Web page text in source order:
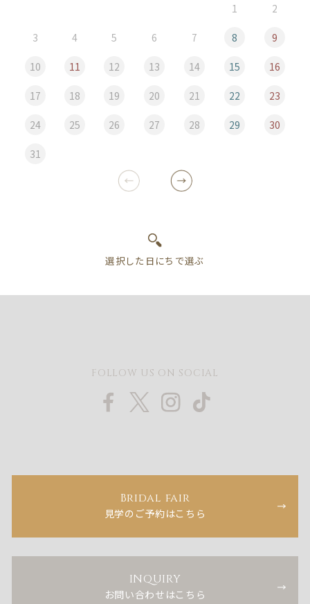
1 2
3 4 5 6 7 8 9
10 11 12 13 14 15 16
17 18 19 20 21 22 23
24 25 26 27 28 29 30
31
FOLLOW US ON SOCIAL
Bridal fair
見学のご予約はこちら
INQUIRY
お問い合わせはこちら